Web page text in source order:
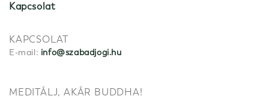
Kapcsolat
KAPCSOLAT
E-mail: info@szabadjogi.hu
MEDITÁLJ, AKÁR BUDDHA!